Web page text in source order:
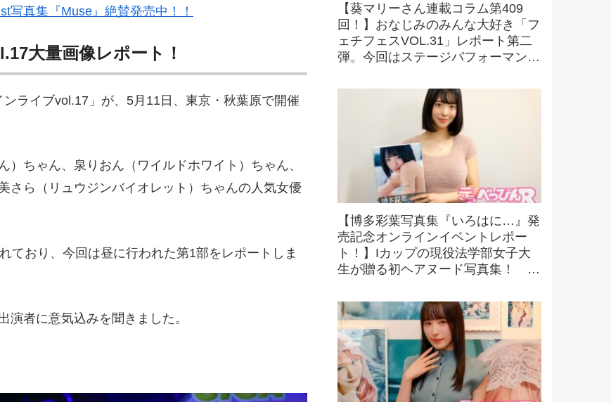
写真集『Muse』絶賛発売中！！
大量画像レポート！
ライブvol.17」が、5月11日、東京・秋葉原で開催
ちゃん、泉りおん（ワイルドホワイト）ちゃん、
さら（リュウジンバイオレット）ちゃんの人気女優
ており、今回は昼に行われた第1部をレポートしま
者に意気込みを聞きました。
【葵マリーさん連載コラム第409
回！】おなじみのみんな大好き「フ
ェチフェスVOL.31」レポート第二
弾。今回はステージパフォーマンス
【博多彩葉写真集『いろはに…』発
売記念オンラインイベントレポー
ト！】Iカップの現役法学部女子大
生が贈る初ヘアヌード写真集！ 可
に！